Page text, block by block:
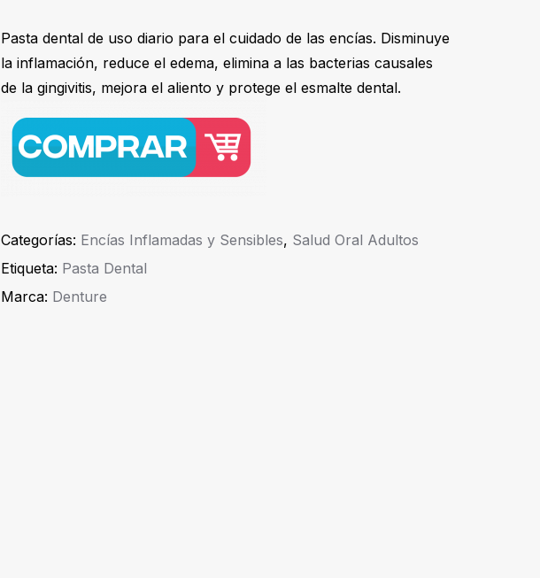
Pasta dental de uso diario para el cuidado de las encías. Disminuye
la inflamación, reduce el edema, elimina a las bacterias causales
de la gingivitis, mejora el aliento y protege el esmalte dental.
Categorías: Encías Inflamadas y Sensibles, Salud Oral Adultos
Etiqueta: Pasta Dental
Marca: Denture